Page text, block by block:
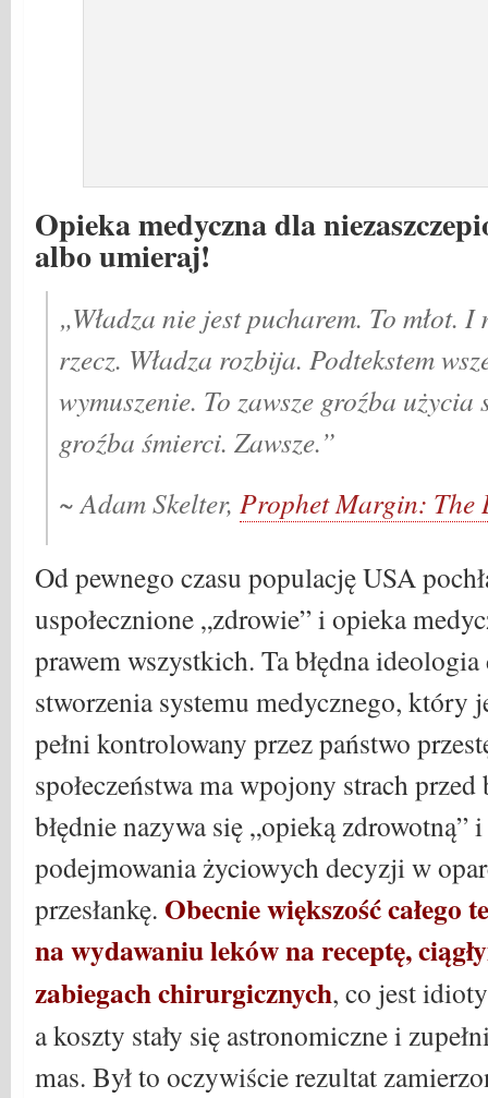
Opieka medyczna dla
albo umieraj!
„Władza nie jest pucharem. To młot.
rzecz. Władza rozbija. Podtekstem
wymuszenie. To zawsze groźba użycia
groźba śmierci. Zawsze.”
~ Adam Skelter, Prophet Margin: The
Od pewnego czasu populację USA
uspołecznione „zdrowie” i opieka
prawem wszystkich. Ta błędna
stworzenia systemu medycznego, który
pełni kontrolowany przez państwo
społeczeństwa ma wpojony strach
błędnie nazywa się „opieką zdrowotną”
podejmowania życiowych decyzji w
przesłankę. Obecnie większość całego
na wydawaniu leków na receptę,
zabiegach chirurgicznych, co jest
a koszty stały się astronomiczne i
mas. Był to oczywiście rezultat